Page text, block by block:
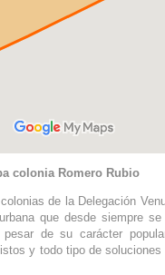
colonia Romero Rubio
de la Delegación
que desde siempre
de su carácter
y todo tipo de